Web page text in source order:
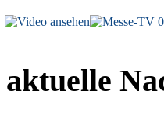
aktuelle